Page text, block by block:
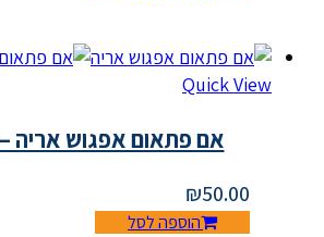
Quick View
אם פתאום אפגוש אריה
₪50.00
הוספה לסל